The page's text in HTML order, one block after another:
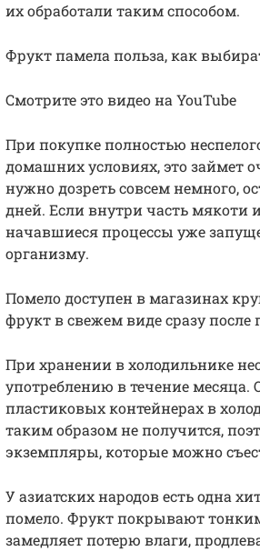
их обработали таким способом.
Фрукт памела польза, как
Смотрите это видео на YouTube
При покупке полностью
домашних условиях, это займет
нужно дозреть совсем немного,
дней. Если внутри часть мякоти
начавшиеся процессы уже
организму.
Помело доступен в магазинах
фрукт в свежем виде сразу после
При хранении в холодильнике
употреблению в течение
пластиковых контейнерах в
таким образом не получится,
экземпляры, которые можно
У азиатских народов есть одна
помело. Фрукт покрывают
замедляет потерю влаги,